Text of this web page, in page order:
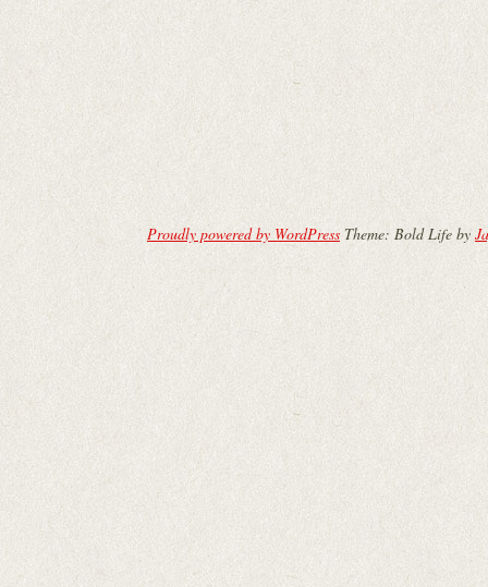
Proudly powered by WordPress Theme: Bold Life by